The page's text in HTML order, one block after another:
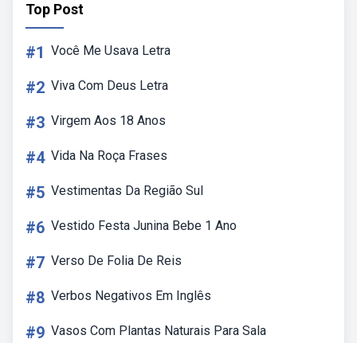
Top Post
#1 Você Me Usava Letra
#2 Viva Com Deus Letra
#3 Virgem Aos 18 Anos
#4 Vida Na Roça Frases
#5 Vestimentas Da Região Sul
#6 Vestido Festa Junina Bebe 1 Ano
#7 Verso De Folia De Reis
#8 Verbos Negativos Em Inglês
#9 Vasos Com Plantas Naturais Para Sala